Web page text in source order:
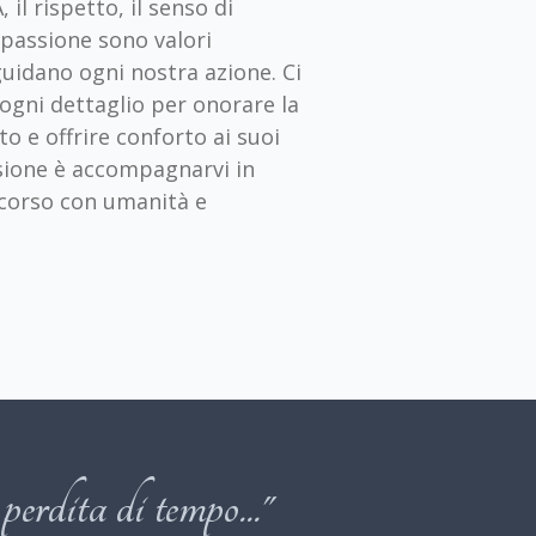
il rispetto, il senso di
sono valori
ogni nostra azione. Ci
dettaglio per onorare la
e offrire conforto ai suoi
è accompagnarvi in
con umanità e
di tempo..."